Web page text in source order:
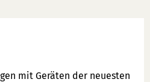
mit Geräten der neuesten